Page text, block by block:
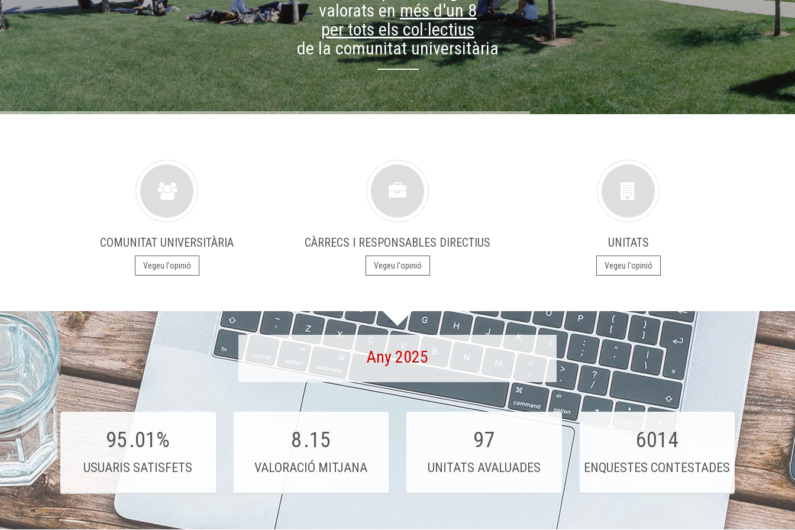
valorats enmés d'un 8
per tots els col·lectius
de la comunitat universitària
COMUNITAT UNIVERSITÀRIA
Vegeu l'opinió
CÀRRECS I RESPONSABLES DIRECTIUS
Vegeu l'opinió
UNITATS
Vegeu l'opinió
Any 2025
95.01%
USUARIS SATISFETS
8.15
VALORACIÓ MITJANA
97
UNITATS AVALUADES
6014
ENQUESTES CONTESTADES